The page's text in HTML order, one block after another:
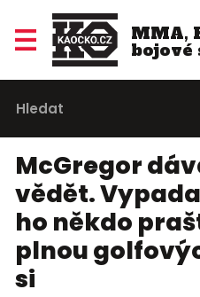
MMA,
McGregor
vědět.
ho někdo
plnou
si